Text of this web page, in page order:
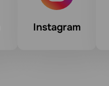
Instagram